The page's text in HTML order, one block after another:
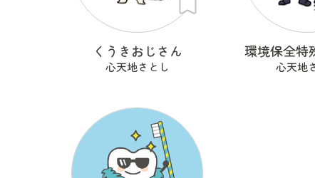
くうきおじさん
心天地さとし
環境保全特
心天地